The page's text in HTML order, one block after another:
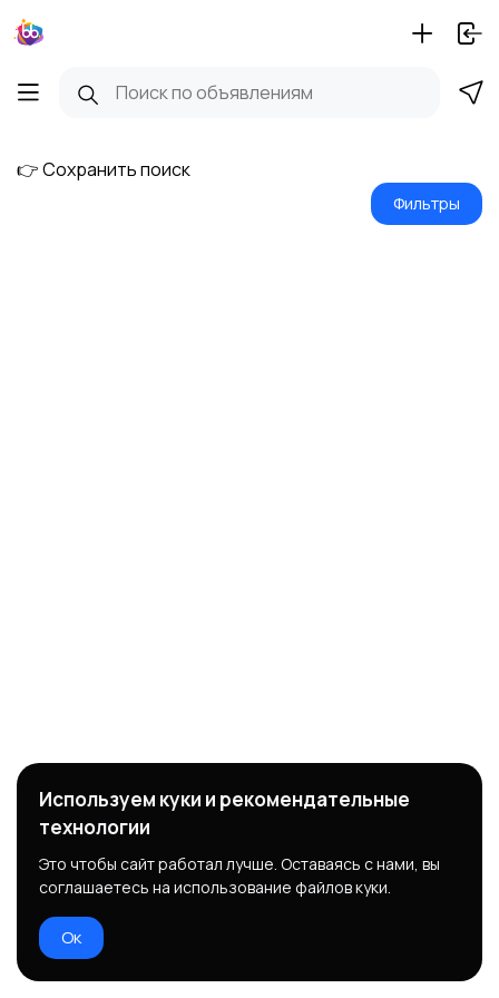
👉 Сохранить поиск
Фильтры
Используем куки и рекомендательные
технологии
Это чтобы сайт работал лучше. Оставаясь с нами, вы
соглашаетесь на использование файлов куки.
Ок